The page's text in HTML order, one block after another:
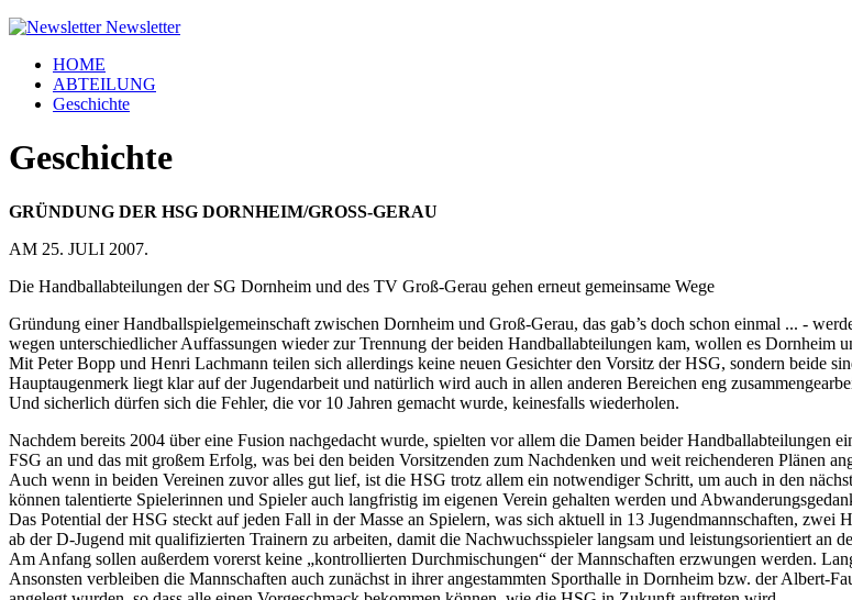
Newsletter
HOME
ABTEILUNG
Geschichte
Geschichte
GRÜNDUNG DER HSG DORNHEIM/GROSS-GERAU
AM 25. JULI 2007.
Die Handballabteilungen der SG Dornheim und des TV Groß-Gerau gehen erneut gemeinsame Wege
Gründung einer Handballspielgemeinschaft zwischen Dornheim und Groß-Gerau, das gab’s doch schon einmal ... -
wegen unterschiedlicher Auffassungen wieder zur Trennung der beiden Handballabteilungen kam, wollen es Dornheim
Mit Peter Bopp und Henri Lachmann teilen sich allerdings keine neuen Gesichter den Vorsitz der HSG, sondern beide
Hauptaugenmerk liegt klar auf der Jugendarbeit und natürlich wird auch in allen anderen Bereichen eng
Und sicherlich dürfen sich die Fehler, die vor 10 Jahren gemacht wurde, keinesfalls wiederholen.
Nachdem bereits 2004 über eine Fusion nachgedacht wurde, spielten vor allem die Damen beider Handballabteilungen
FSG an und das mit großem Erfolg, was bei den beiden Vorsitzenden zum Nachdenken und weit reichenderen Plänen
Auch wenn in beiden Vereinen zuvor alles gut lief, ist die HSG trotz allem ein notwendiger Schritt, um auch in den
können talentierte Spielerinnen und Spieler auch langfristig im eigenen Verein gehalten werden und
Das Potential der HSG steckt auf jeden Fall in der Masse an Spielern, was sich aktuell in 13 Jugendmannschaften,
ab der D-Jugend mit qualifizierten Trainern zu arbeiten, damit die Nachwuchsspieler langsam und leistungsorientiert an
Am Anfang sollen außerdem vorerst keine „kontrollierten Durchmischungen“ der Mannschaften erzwungen werden.
Ansonsten verbleiben die Mannschaften auch zunächst in ihrer angestammten Sporthalle in Dornheim bzw. der Albert-